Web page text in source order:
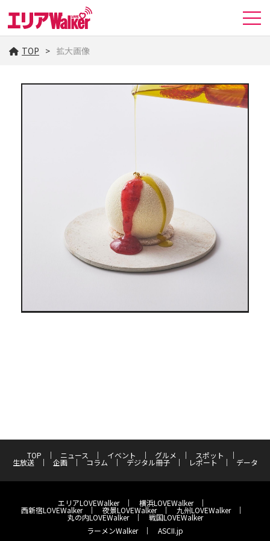
TOP 拡大画像
TOP ニュース イベント グルメ スポット
生放送 企画 コラム デジタル冊子 レポート データ
エリアLOVEWalker 横浜LOVEWalker
西新宿LOVEWalker 夜景LOVEWalker 九州LOVEWalker
丸の内LOVEWalker
戦国LOVEWalker
ラーメンWalker
ASCII.jp